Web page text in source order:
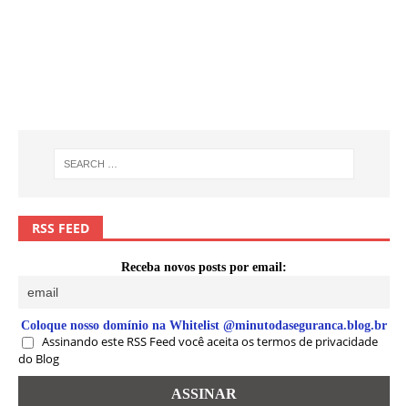
RSS FEED
Receba novos posts por email:
Coloque nosso domínio na Whitelist @minutodaseguranca.blog.br
Assinando este RSS Feed você aceita os termos de privacidade
do Blog